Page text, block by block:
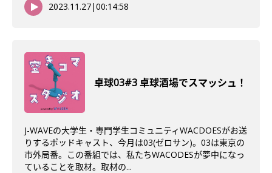
2023.11.27|00:14:58
卓球03#3 卓球酒場でスマッシュ！
J-WAVEの大学生・専門学生コミュニティWACDOESがお送
りするポッドキャスト、今月は03(ゼロサン)。03は東京の
市外局番。この番組では、私たちWACODESが夢中になっ
ていることを取材。取材の...